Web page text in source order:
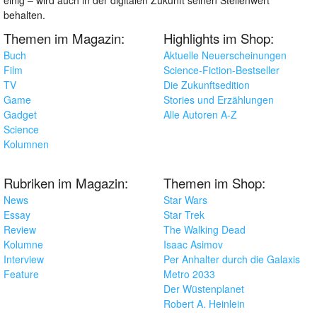
behalten.
Themen im Magazin:
Buch
Film
TV
Game
Gadget
Science
Kolumnen
Highlights im Shop:
Aktuelle Neuerscheinungen
Science-Fiction-Bestseller
Die Zukunftsedition
Stories und Erzählungen
Alle Autoren A-Z
Rubriken im Magazin:
News
Essay
Review
Kolumne
Interview
Feature
Themen im Shop:
Star Wars
Star Trek
The Walking Dead
Isaac Asimov
Per Anhalter durch die Galaxis
Metro 2033
Der Wüstenplanet
Robert A. Heinlein